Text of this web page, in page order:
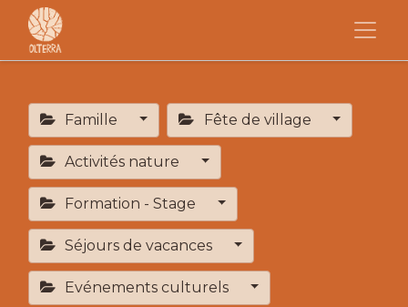
Famille Fête de village
Activités nature
Formation - Stage
Séjours de vacances
Evénements culturels